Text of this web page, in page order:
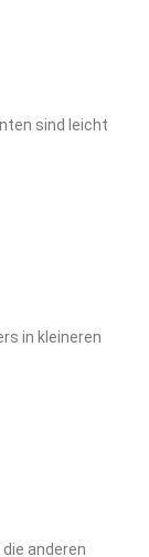
sind leicht
in kleineren
anderen